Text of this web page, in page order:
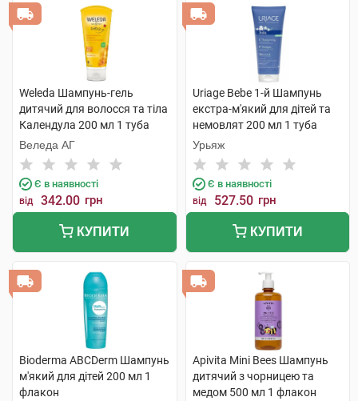
Weleda Шампунь-гель
дитячий для волосся та тіла
Календула 200 мл 1 туба
Веледа АГ
Є в наявності
від 342.00 грн
КУПИТИ
Uriage Bebe 1-й Шампунь
екстра-м'який для дітей та
немовлят 200 мл 1 туба
Урьяж
Є в наявності
від 527.50 грн
КУПИТИ
Bioderma ABCDerm Шампунь
м'який для дітей 200 мл 1
флакон
Apivita Mini Bees Шампунь
дитячий з чорницею та
медом 500 мл 1 флакон